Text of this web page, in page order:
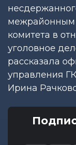
межрайонным
комитета в
уголовное
рассказала
управления
Ирина